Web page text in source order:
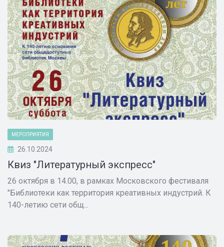
МЕРОПРИЯТИЯ
26.10.2024
Квиз "Литературный экспресс"
26 октября в 14.00, в рамках Московского фестиваля
"Библиотеки как территория креативных индустрий. К
140-летию сети общ...